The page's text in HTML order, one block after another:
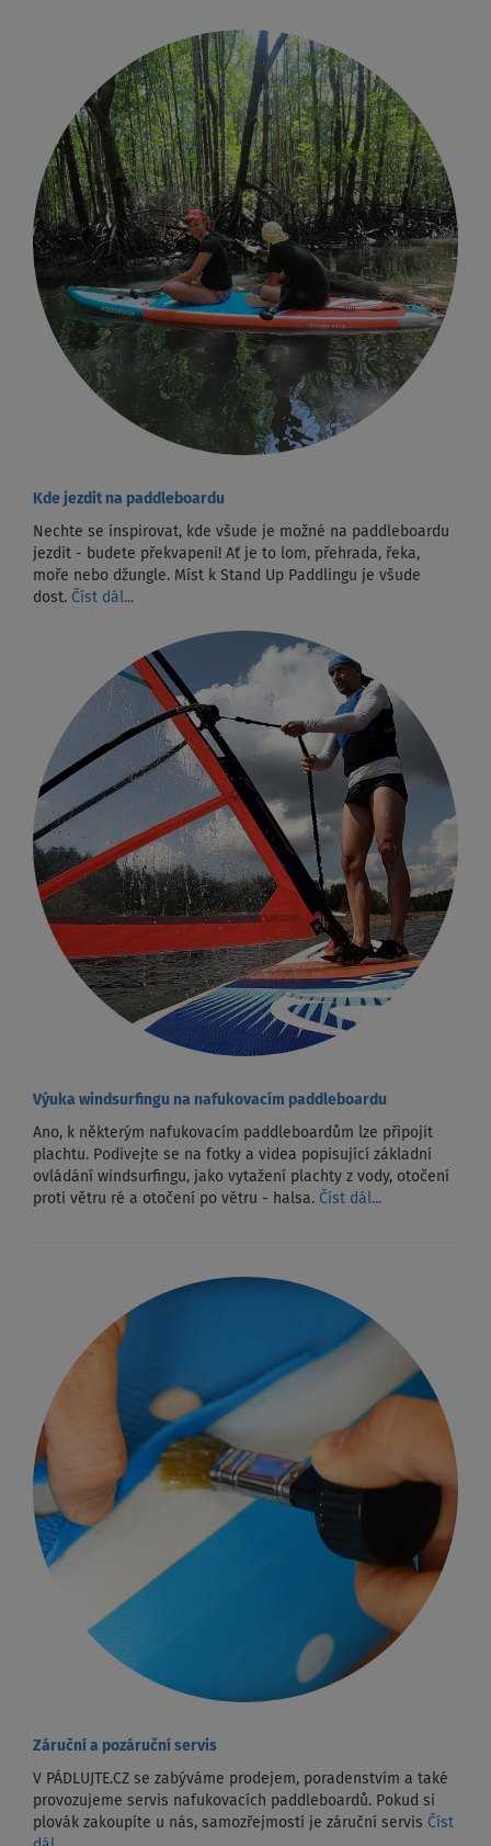
Kde jezdit na paddleboardu
Nechte se inspirovat, kde všude je možné na paddleboardu
jezdit - budete překvapeni! Ať je to lom, přehrada, řeka,
moře nebo džungle. Míst k Stand Up Paddlingu je všude
dost. Číst dál...
Výuka windsurfingu na nafukovacím paddleboardu
Ano, k některým nafukovacím paddleboardům lze připojit
plachtu. Podívejte se na fotky a videa popisující základní
ovládání windsurfingu, jako vytažení plachty z vody, otočení
proti větru ré a otočení po větru - halsa. Číst dál...
Záruční a pozáruční servis
V PÁDLUJTE.CZ se zabýváme prodejem, poradenstvím a také
provozujeme servis nafukovacích paddleboardů. Pokud si
plovák zakoupíte u nás, samozřejmostí je záruční servis Číst